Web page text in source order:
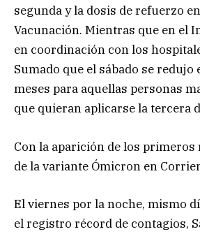
segunda y la dosis de refuerzo
Vacunación. Mientras que en el
en coordinación con los
Sumado que el sábado se redujo
meses para aquellas personas
que quieran aplicarse la tercera
Con la aparición de los
de la variante Ómicron en
El viernes por la noche, mismo
el registro récord de contagios,